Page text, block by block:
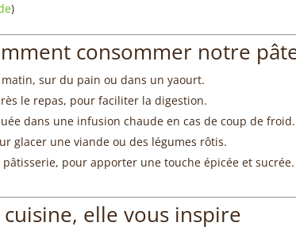
)
consommer notre
matin, sur du pain ou dans un yaourt.
le repas, pour faciliter la digestion.
dans une infusion chaude en cas de coup de froid.
glacer une viande ou des légumes rôtis.
pâtisserie, pour apporter une touche épicée et sucrée.
cuisine, elle vous inspire